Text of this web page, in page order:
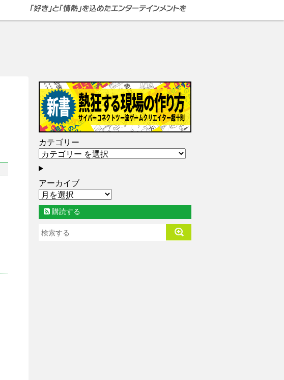
カテゴリー
アーカイブ
購読する